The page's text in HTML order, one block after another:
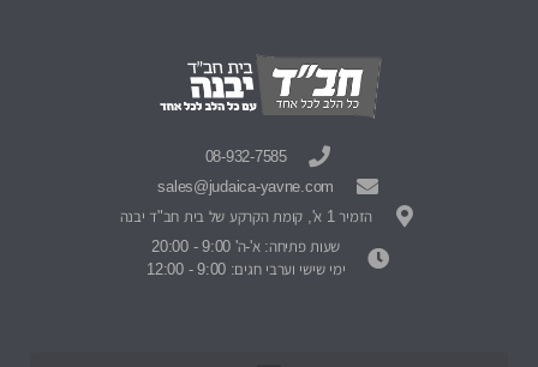
08-932-7585
sales@judaica-yavne.com
הזמיר 1 א', קומת הקרקע של בית חב"ד יבנה
שעות פתיחה: א'-ה' 9:00 - 20:00
ימי שישי וערבי חגים: 9:00 - 12:00